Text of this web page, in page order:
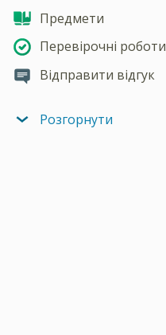
Предмети
Перевірочні роботи
Відправити відгук
Розгорнути